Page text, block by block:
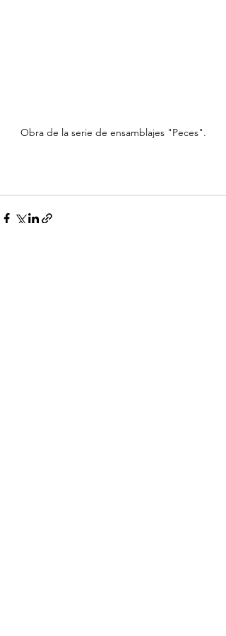
Obra de la serie de ensamblajes "Peces".